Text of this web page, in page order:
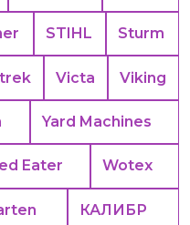
STIHL Sturm
Victa Viking
Yard Machines
Eater Wotex
КАЛИБР